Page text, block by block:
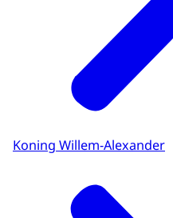
Koning Willem-Alexander